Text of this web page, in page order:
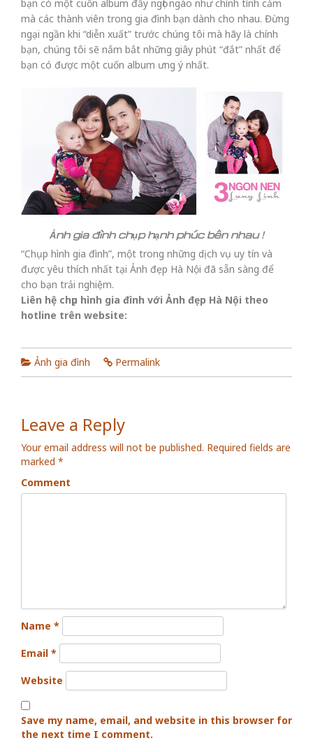
bạn có một cuốn album đầy ngọt ngào như chính tình cảm
mà các thành viên trong gia đình bạn dành cho nhau. Đừng
ngại ngần khi “diễn xuất” trước chúng tôi mà hãy là chính
bạn, chúng tôi sẽ nắm bắt những giây phút “đắt” nhất để
bạn có được một cuốn album ưng ý nhất.
Ảnh gia đình chụp hạnh phúc bên nhau !
“Chụp hình gia đình”, một trong những dịch vụ uy tín và
được yêu thích nhất tại Ảnh đẹp Hà Nội đã sẵn sàng để
cho bạn trải nghiệm.
Liên hệ chụp hình gia đình với Ảnh đẹp Hà Nội theo
hotline trên website:
Ảnh gia đình Permalink
Leave a Reply
Your email address will not be published. Required fields are
marked *
Comment
Name *
Email *
Website
Save my name, email, and website in this browser for
the next time I comment.